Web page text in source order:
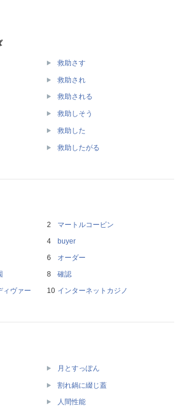
救助さす
救助され
救助される
救助しそう
救助した
救助したがる
マートルコービン
buyer
オーダー
確認
ィヴァー
インターネットカジノ
月とすっぽん
割れ鍋に綴じ蓋
人間性能